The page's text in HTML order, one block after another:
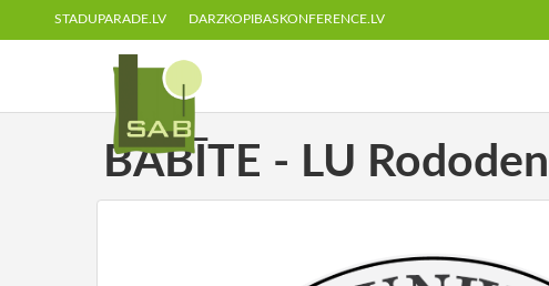
STADUPARADE.LV DARZKOPIBASKONFERENCE.LV
BABĪTE - LU